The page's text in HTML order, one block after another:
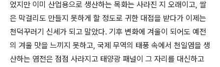
었지만 이미 산업용으로 생산하는 목화는 사라진 지 오래이고, 쌀
은 막걸리도 만들지 못하게 할 정도로 귀한 대접을 받다가 이제는
천덕꾸러기 신세가 되고 말았다. 기후 변화에 겨울이 되어도 예전
의 겨울 맛을 느끼지 못하고, 국제 무역의 태풍 속에서 천일염을 생
산하는 염전은 점점 사라지고 태양광 패널이 그 자리를 대신하고